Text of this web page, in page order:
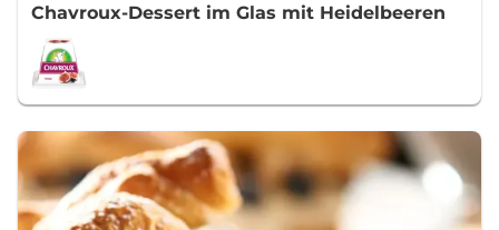
Chavroux-Dessert im Glas mit Heidelbeeren